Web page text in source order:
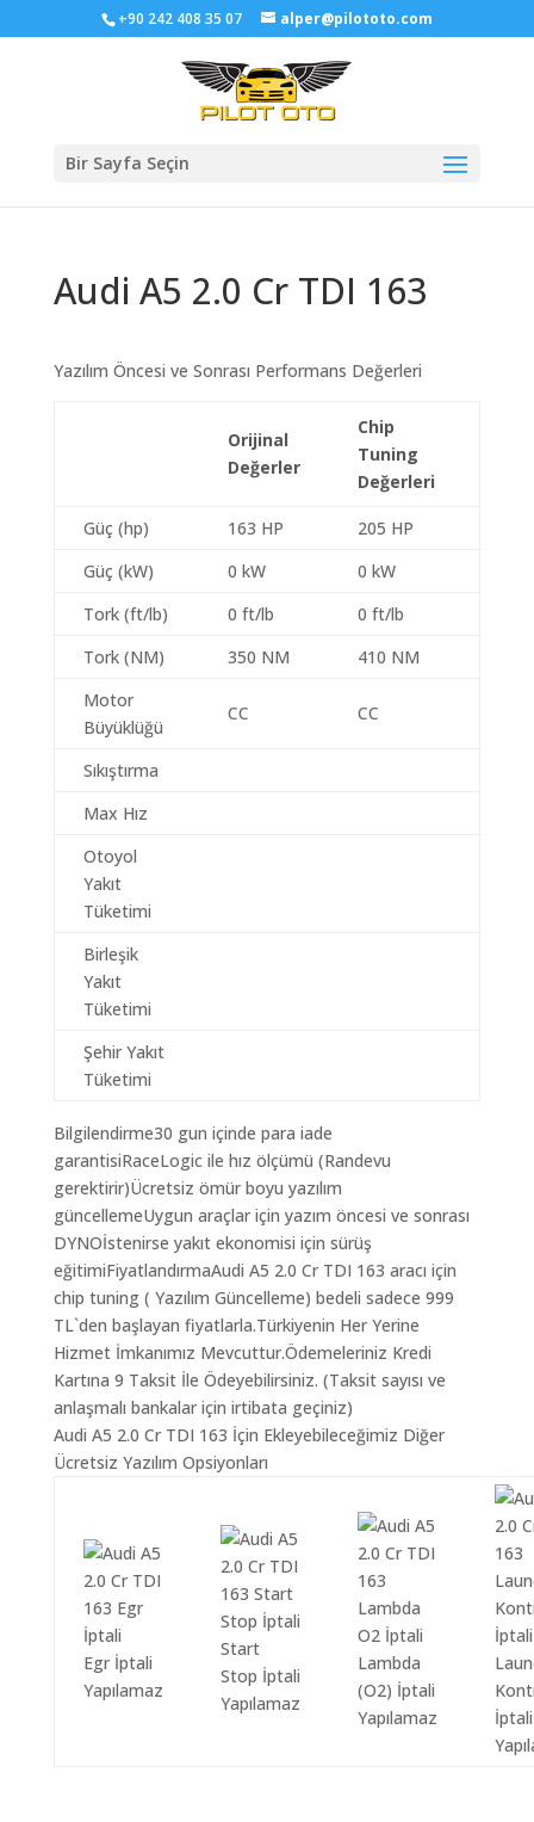
+90 242 408 35 07 alper@pilototo.com
Bir Sayfa Seçin
Audi A5 2.0 Cr TDI 163
Yazılım Öncesi ve Sonrası Performans Değerleri
Orijinal
Değerler
Chip
Tuning
Değerleri
Güç (hp) 163 HP
205 HP
Güç (kW)
0 kW
0 kW
Tork (ft/lb)
0 ft/lb
0 ft/lb
Tork (NM)
350 NM
410 NM
Motor
Büyüklüğü
CC CC
Sıkıştırma
Max Hız
Otoyol
Yakıt
Tüketimi
Birleşik
Yakıt
Tüketimi
Şehir Yakıt
Tüketimi
Bilgilendirme30 gun içinde para iade
garantisiRaceLogic ile hız ölçümü (Randevu
gerektirir)Ücretsiz ömür boyu yazılım
güncellemeUygun araçlar için yazım öncesi ve sonrası
DYNOİstenirse yakıt ekonomisi için sürüş
eğitimiFiyatlandırmaAudi A5 2.0 Cr TDI 163 aracı için
chip tuning ( Yazılım Güncelleme) bedeli sadece 999
TL`den başlayan fiyatlarla.Türkiyenin Her Yerine
Hizmet İmkanımız Mevcuttur.Ödemeleriniz Kredi
Kartına 9 Taksit İle Ödeyebilirsiniz. (Taksit sayısı ve
anlaşmalı bankalar için irtibata geçiniz)
Audi A5 2.0 Cr TDI 163 İçin Ekleyebileceğimiz Diğer
Ücretsiz Yazılım Opsiyonları
Egr İptali
Yapılamaz
Start
Stop İptali
Yapılamaz
Lambda
(O2) İptali
Yapılamaz
İptali